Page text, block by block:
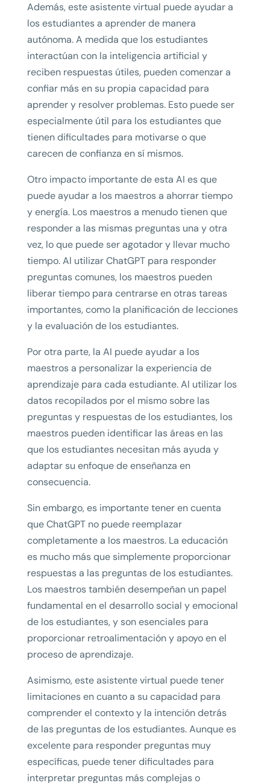
Además, este asistente virtual puede ayudar a
los estudiantes a aprender de manera
autónoma. A medida que los estudiantes
interactúan con la inteligencia artificial y
reciben respuestas útiles, pueden comenzar a
confiar más en su propia capacidad para
aprender y resolver problemas. Esto puede ser
especialmente útil para los estudiantes que
tienen dificultades para motivarse o que
carecen de confianza en sí mismos.
Otro impacto importante de esta AI es que
puede ayudar a los maestros a ahorrar tiempo
y energía. Los maestros a menudo tienen que
responder a las mismas preguntas una y otra
vez, lo que puede ser agotador y llevar mucho
tiempo. Al utilizar ChatGPT para responder
preguntas comunes, los maestros pueden
liberar tiempo para centrarse en otras tareas
importantes, como la planificación de lecciones
y la evaluación de los estudiantes.
Por otra parte, la AI puede ayudar a los
maestros a personalizar la experiencia de
aprendizaje para cada estudiante. Al utilizar los
datos recopilados por el mismo sobre las
preguntas y respuestas de los estudiantes, los
maestros pueden identificar las áreas en las
que los estudiantes necesitan más ayuda y
adaptar su enfoque de enseñanza en
consecuencia.
Sin embargo, es importante tener en cuenta
que ChatGPT no puede reemplazar
completamente a los maestros. La educación
es mucho más que simplemente proporcionar
respuestas a las preguntas de los estudiantes.
Los maestros también desempeñan un papel
fundamental en el desarrollo social y emocional
de los estudiantes, y son esenciales para
proporcionar retroalimentación y apoyo en el
proceso de aprendizaje.
Asimismo, este asistente virtual puede tener
limitaciones en cuanto a su capacidad para
comprender el contexto y la intención detrás
de las preguntas de los estudiantes. Aunque es
excelente para responder preguntas muy
específicas, puede tener dificultades para
interpretar preguntas más complejas o